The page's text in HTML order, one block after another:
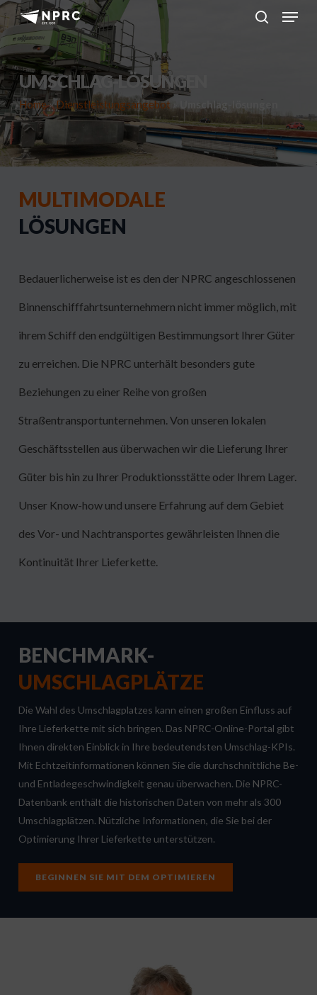
Skip
to
main
content
Menu
UMSCHLAG-LÖSUNGEN
Home»Dienstleistungsangebot Umschlag-lösungen
MULTIMODALE
LÖSUNGEN
Bedauerlicherweise ist es den der NPRC angeschlossenen
Binnenschifffahrtsunternehmern nicht immer möglich, mit
ihrem Schiff den endgültigen Bestimmungsort Ihrer Güter
zu erreichen. Die NPRC unterhält besonders gute
Beziehungen zu einer Reihe von großen
Straßentransportunternehmen. Von unseren lokalen
Geschäftsstellen aus überwachen wir die Lieferung Ihrer
Güter bis hin zu Ihrer Produktionsstätte oder Ihrem Lager.
Unser Know-how und unsere Erfahrung auf dem Gebiet
des Vor- und Nachtransportes gewährleisten Ihnen die
Kontinuität Ihrer Lieferkette.
BENCHMARK-
UMSCHLAGPLÄTZE
Die Wahl des Umschlagplatzes kann einen großen Einfluss auf
Ihre Lieferkette mit sich bringen. Das NPRC-Online-Portal gibt
Ihnen direkten Einblick in Ihre bedeutendsten Umschlag-KPIs.
Mit Echtzeitinformationen können Sie die durchschnittliche Be-
und Entladegeschwindigkeit genau überwachen. Die NPRC-
Datenbank enthält die historischen Daten von mehr als 300
Umschlagplätzen. Nützliche Informationen, die Sie bei der
Optimierung Ihrer Lieferkette unterstützen.
BEGINNEN SIE MIT DEM OPTIMIEREN